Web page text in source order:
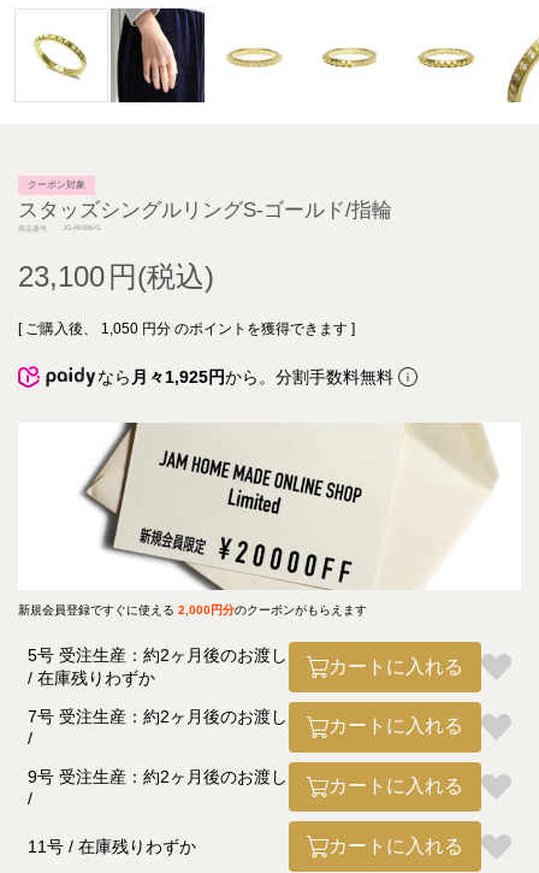
クーポン対象
スタッズシングルリングS-ゴールド/指輪
商品番号 JG-RI006-G
23,100
[ ご購入後、 1,050 円分 のポイントを獲得できます ]
なら 月々1,925円から。分割手数料無料
新規会員登録ですぐに使える 2,000円分のクーポンがもらえます
5号 受注生産：約2ヶ月後のお渡し
在庫残りわずか
カートに入れる
7号 受注生産：約2ヶ月後のお渡し カートに入れる
9号 受注生産：約2ヶ月後のお渡し カートに入れる
11号 在庫残りわずか カートに入れる